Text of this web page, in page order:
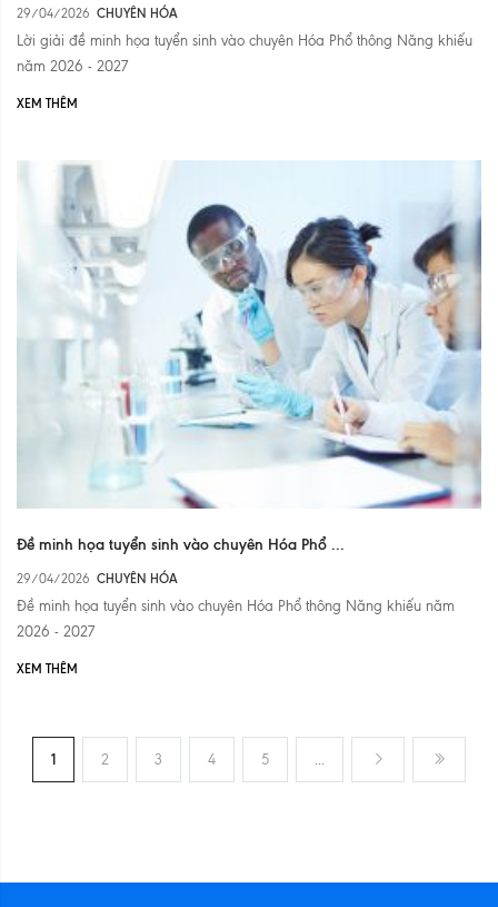
29/04/2026 CHUYÊN HÓA
Lời giải đề minh họa tuyển sinh vào chuyên Hóa Phổ thông Năng khiếu
năm 2026 - 2027
XEM THÊM
Đề minh họa tuyển sinh vào chuyên Hóa Phổ ...
29/04/2026 CHUYÊN HÓA
Đề minh họa tuyển sinh vào chuyên Hóa Phổ thông Năng khiếu năm
2026 - 2027
XEM THÊM
1 2 3 4 5 ...